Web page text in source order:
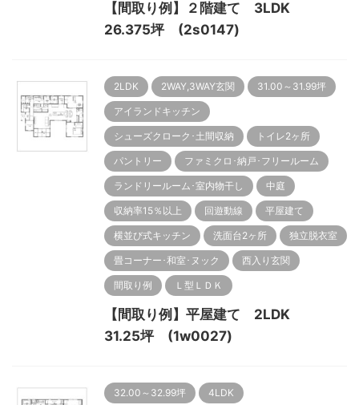
【間取り例】２階建て 3LDK
26.375坪 (2s0147)
2LDK 2WAY,3WAY玄関 31.00～31.99坪
アイランドキッチン
シューズクローク･土間収納 トイレ2ヶ所
パントリー ファミクロ･納戸･フリールーム
ランドリールーム･室内物干し 中庭
収納率15％以上 回遊動線 平屋建て
横並び式キッチン 洗面台2ヶ所 独立脱衣室
畳コーナー･和室･ヌック 西入り玄関
間取り例 Ｌ型ＬＤＫ
【間取り例】平屋建て 2LDK
31.25坪 (1w0027)
32.00～32.99坪 4LDK